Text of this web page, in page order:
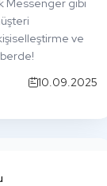
Messenger gibi
ve
10.09.2025